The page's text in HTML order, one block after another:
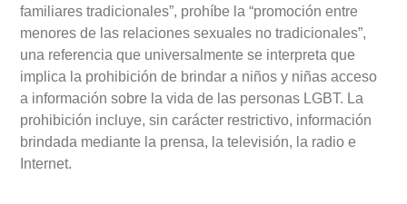
familiares tradicionales”, prohíbe la “promoción entre
menores de las relaciones sexuales no tradicionales”,
una referencia que universalmente se interpreta que
implica la prohibición de brindar a niños y niñas acceso
a información sobre la vida de las personas LGBT. La
prohibición incluye, sin carácter restrictivo, información
brindada mediante la prensa, la televisión, la radio e
Internet.